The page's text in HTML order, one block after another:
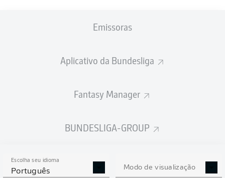
Emissoras
Aplicativo da Bundesliga
Fantasy Manager
BUNDESLIGA-GROUP
Escolha seu idioma
Português Modo de visualização
0